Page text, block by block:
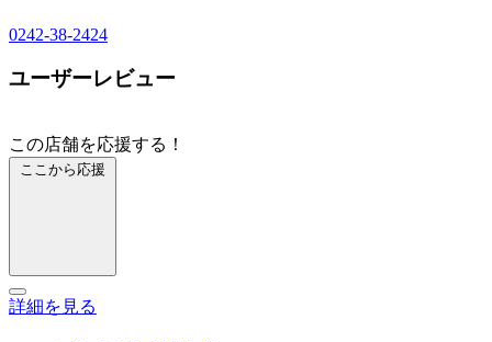
0242-38-2424
ユーザーレビュー
この店舗を応援する！
ここから応援
詳細を見る